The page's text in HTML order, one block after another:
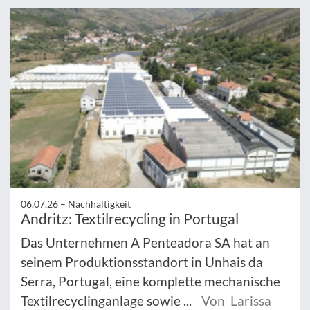
06.07.26 – Nachhaltigkeit
Andritz: Textilrecycling in Portugal
Das Unternehmen A Penteadora SA hat an
seinem Produktionsstandort in Unhais da
Serra, Portugal, eine komplette mechanische
Textilrecyclinganlage sowie ...
Von Larissa